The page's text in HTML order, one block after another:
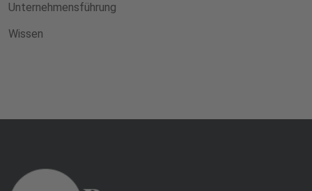
Unternehmensführung
Wissen